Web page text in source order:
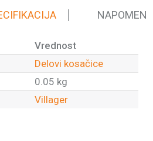
NAPOMENA
Vrednost
Delovi kosačice
0.05 kg
Villager